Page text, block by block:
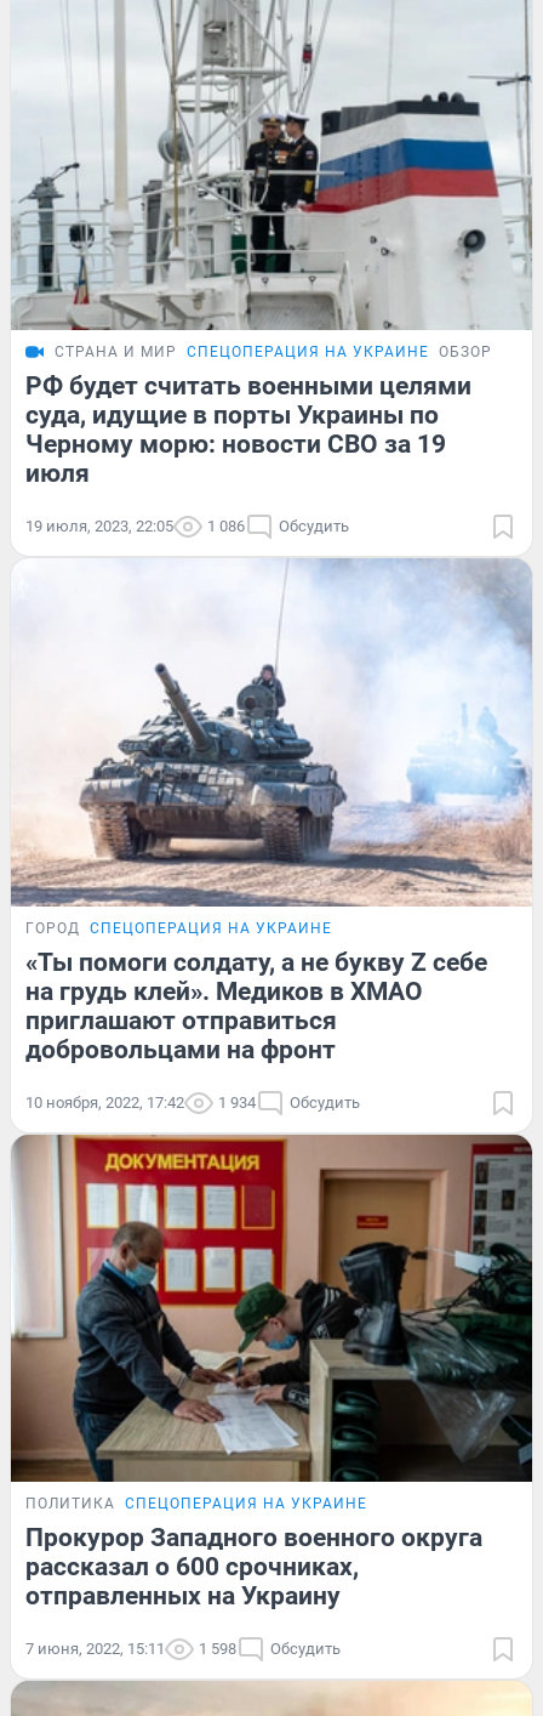
СТРАНА И МИР СПЕЦОПЕРАЦИЯ НА УКРАИНЕ ОБЗОР
РФ будет считать военными целями
суда, идущие в порты Украины по
Черному морю: новости СВО за 19
июля
19 июля, 2023, 22:05 1 086 Обсудить
ГОРОД СПЕЦОПЕРАЦИЯ НА УКРАИНЕ
«Ты помоги солдату, а не букву Z себе
на грудь клей». Медиков в ХМАО
приглашают отправиться
добровольцами на фронт
10 ноября, 2022, 17:42 1 934 Обсудить
ПОЛИТИКА СПЕЦОПЕРАЦИЯ НА УКРАИНЕ
Прокурор Западного военного округа
рассказал о 600 срочниках,
отправленных на Украину
7 июня, 2022, 15:11 1 598 Обсудить